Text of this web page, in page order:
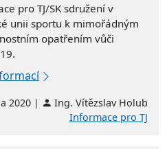
pro TJ/SK sdružení v
unii sportu k mimořádným
opatřením vůči
2020 |
Ing. Vítězslav Holub
Informace pro TJ